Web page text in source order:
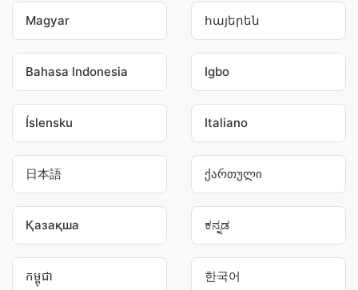
Magyar հայերեն
Bahasa Indonesia Igbo
Íslensku Italiano
日本語 ქართული
Қазақша ಕನ್ನಡ
កម្ពុជា 한국어